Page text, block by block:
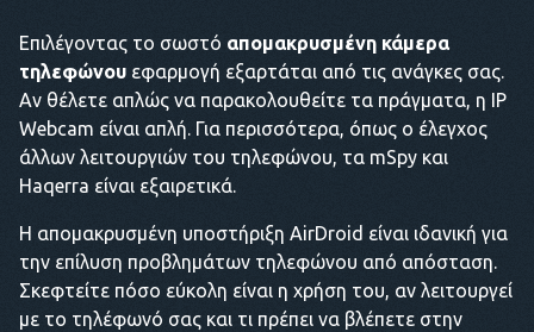
Επιλέγοντας το σωστό απομακρυσμένη κάμερα
τηλεφώνου εφαρμογή εξαρτάται από τις ανάγκες σας.
Αν θέλετε απλώς να παρακολουθείτε τα πράγματα, η IP
Webcam είναι απλή. Για περισσότερα, όπως ο έλεγχος
άλλων λειτουργιών του τηλεφώνου, τα mSpy και
Haqerra είναι εξαιρετικά.
Η απομακρυσμένη υποστήριξη AirDroid είναι ιδανική για
την επίλυση προβλημάτων τηλεφώνου από απόσταση.
Σκεφτείτε πόσο εύκολη είναι η χρήση του, αν λειτουργεί
με το τηλέφωνό σας και τι πρέπει να βλέπετε στην